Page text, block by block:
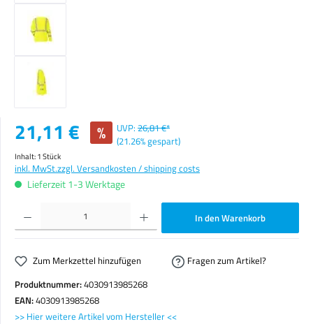
Verkaufspreis:
21,11 € % UVP: 26,81 €*
(21.26% gespart)
Inhalt:1 Stück
inkl. MwSt.zzgl. Versandkosten / shipping costs
Lieferzeit 1-3 Werktage
Produkt Anzahl: Gib den gewünschten Wert ein oder benutze die Schaltflächen um die Anzahl zu
In den Warenkorb
Zum Merkzettel hinzufügen
Fragen zum Artikel?
Produktnummer:4030913985268
EAN:4030913985268
>> Hier weitere Artikel vom Hersteller <<